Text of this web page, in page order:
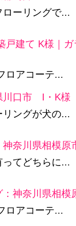
ーリングで...
戸建て K様｜
ロアコーテ...
川口市 I・K様
ングが犬の...
奈川県相模
てどちらに...
神奈川県相模
ロアコーテ...